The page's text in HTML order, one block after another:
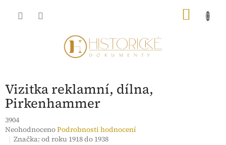
Vizitka reklamní, dílna,
Pirkenhammer
3904
Průměrné
hodnocení
NeohodnocenoPodrobnosti hodnocení
Značka:od roku 1918 do 1938